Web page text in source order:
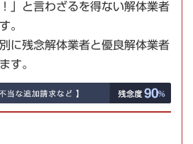
」と言わざるを得ない解体業者
。
に残念解体業者と優良解体業者
す。